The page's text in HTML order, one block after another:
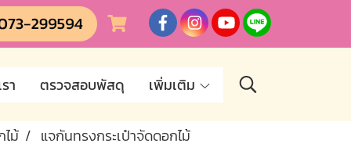
า ตรวจสอบพัสดุ เพิ่มเติม
ม้ แจกันทรงกระเป๋าจัดดอกไม้